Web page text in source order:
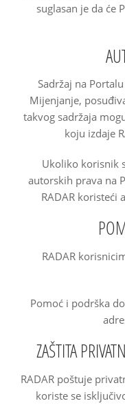
suglasan je da će
Sadržaj na
Mijenjanje,
takvog sadržaja
koju izdaje
Ukoliko korisnik
autorskih prava na
RADAR koristeći
RADAR
Pomoć i podrška
ZAŠTITA
RADAR poštuje
koriste se